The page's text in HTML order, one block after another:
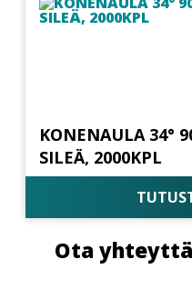
KONENAULA 34°
SILEÄ, 2000KPL
Ota